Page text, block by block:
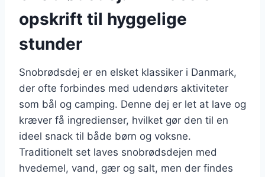
opskrift til hyggelige
stunder
Snobrødsdej er en elsket klassiker i Danmark,
der ofte forbindes med udendørs aktiviteter
som bål og camping. Denne dej er let at lave og
kræver få ingredienser, hvilket gør den til en
ideel snack til både børn og voksne.
Traditionelt set laves snobrødsdejen med
hvedemel, vand, gær og salt, men der findes